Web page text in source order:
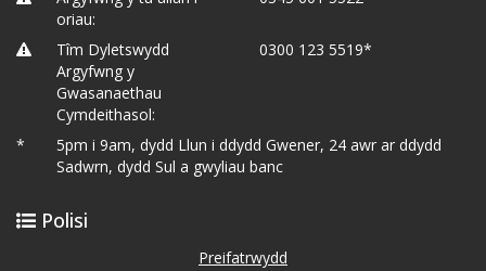
oriau:
Tîm Dyletswydd
Argyfwng y
Gwasanaethau
Cymdeithasol:
0300 123 5519*
*
5pm i 9am, dydd Llun i ddydd Gwener, 24 awr ar ddydd
Sadwrn, dydd Sul a gwyliau banc
Polisi
Preifatrwydd